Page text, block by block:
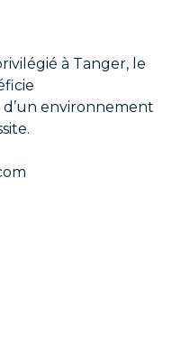
à Tanger, le
environnement